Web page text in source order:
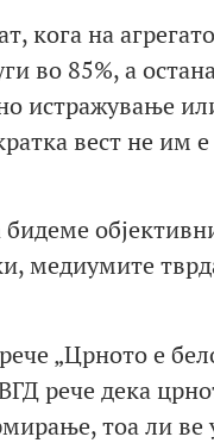
на
во 85%, а
истражување
вест не
бидеме
медиумите
„Црното е
рече дека
тоа ли